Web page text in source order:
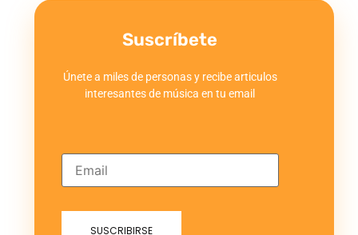
Suscríbete
Únete a miles de personas y recibe articulos
interesantes de música en tu email